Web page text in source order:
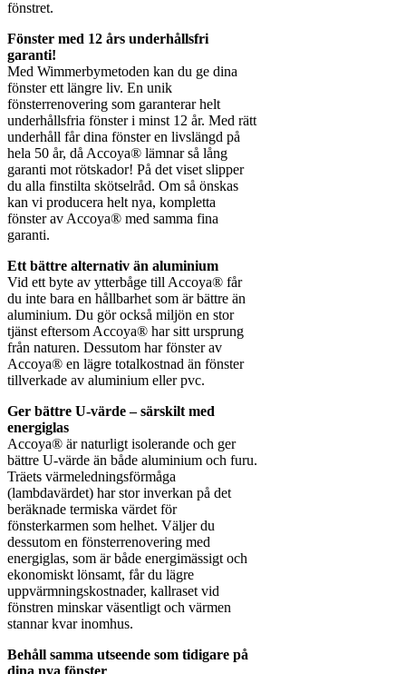
fönstret.
Fönster med 12 års underhållsfri
garanti!
Med Wimmerbymetoden kan du ge dina
fönster ett längre liv. En unik
fönsterrenovering som garanterar helt
underhållsfria fönster i minst 12 år. Med rätt
underhåll får dina fönster en livslängd på
hela 50 år, då Accoya® lämnar så lång
garanti mot rötskador! På det viset slipper
du alla finstilta skötselråd. Om så önskas
kan vi producera helt nya, kompletta
fönster av Accoya® med samma fina
garanti.
Ett bättre alternativ än aluminium
Vid ett byte av ytterbåge till Accoya® får
du inte bara en hållbarhet som är bättre än
aluminium. Du gör också miljön en stor
tjänst eftersom Accoya® har sitt ursprung
från naturen. Dessutom har fönster av
Accoya® en lägre totalkostnad än fönster
tillverkade av aluminium eller pvc.
Ger bättre U-värde – särskilt med
energiglas
Accoya® är naturligt isolerande och ger
bättre U-värde än både aluminium och furu.
Träets värmeledningsförmåga
(lambdavärdet) har stor inverkan på det
beräknade termiska värdet för
fönsterkarmen som helhet. Väljer du
dessutom en fönsterrenovering med
energiglas, som är både energimässigt och
ekonomiskt lönsamt, får du lägre
uppvärmningskostnader, kallraset vid
fönstren minskar väsentligt och värmen
stannar kvar inomhus.
Behåll samma utseende som tidigare på